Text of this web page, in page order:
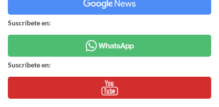
Suscríbete en:
Suscríbete en: